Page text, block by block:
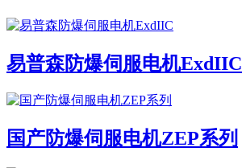
易普森防爆伺服电机ExdIIC
国产防爆伺服电机ZEP系列